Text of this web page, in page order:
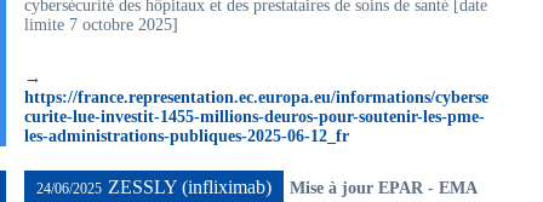
cybersécurité des hôpitaux et des prestataires de soins de santé [date
limite 7 octobre 2025]
→
https://france.representation.ec.europa.eu/informations/cyberse
curite-lue-investit-1455-millions-deuros-pour-soutenir-les-pme-
les-administrations-publiques-2025-06-12_fr
24/06/2025 ZESSLY (infliximab)
Mise à jour EPAR - EMA